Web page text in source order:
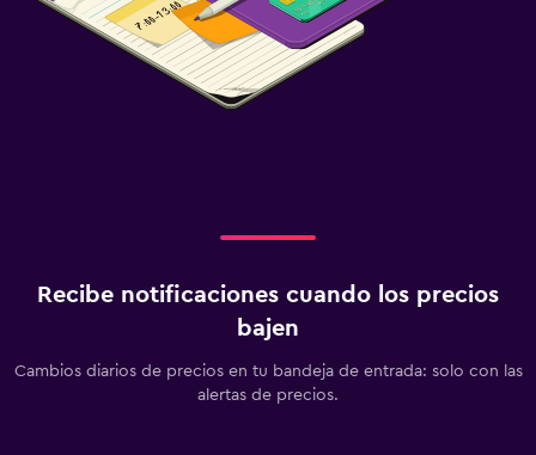
Recibe notificaciones cuando los precios
bajen
Cambios diarios de precios en tu bandeja de entrada: solo con las
alertas de precios.